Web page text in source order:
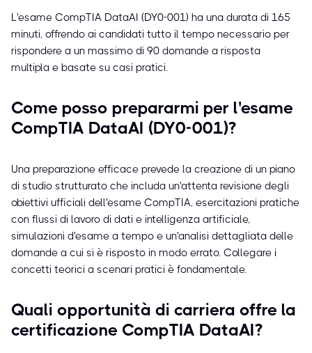
L'esame CompTIA DataAI (DY0-001) ha una durata di 165
minuti, offrendo ai candidati tutto il tempo necessario per
rispondere a un massimo di 90 domande a risposta
multipla e basate su casi pratici.
Come posso prepararmi per l'esame
CompTIA DataAI (DY0-001)?
Una preparazione efficace prevede la creazione di un piano
di studio strutturato che includa un'attenta revisione degli
obiettivi ufficiali dell'esame CompTIA, esercitazioni pratiche
con flussi di lavoro di dati e intelligenza artificiale,
simulazioni d'esame a tempo e un'analisi dettagliata delle
domande a cui si è risposto in modo errato. Collegare i
concetti teorici a scenari pratici è fondamentale.
Quali opportunità di carriera offre la
certificazione CompTIA DataAI?